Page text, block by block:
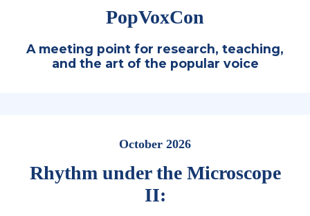
PopVoxCon
A meeting point for research, teaching,
and the art of the popular voice
October 2026
Rhythm under the Microscope
II: